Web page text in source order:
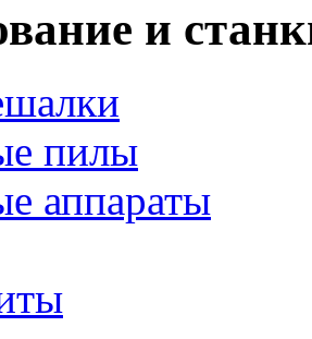
и
пилы
аппараты